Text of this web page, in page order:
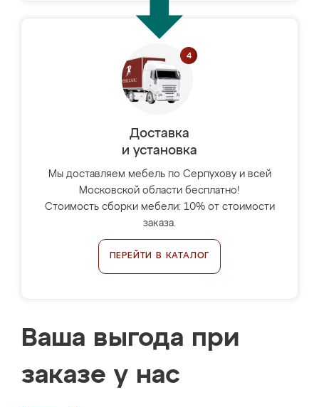
Доставка
и установка
Мы доставляем мебель по Серпухову и всей
Московской области бесплатно!
Стоимость сборки мебели: 10% от стоимости
заказа.
ПЕРЕЙТИ В КАТАЛОГ
Ваша выгода при
заказе у нас